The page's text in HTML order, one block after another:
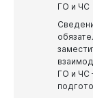
ГО и ЧС
ГО и ЧС